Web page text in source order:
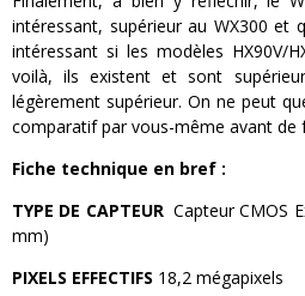
intéressant, supérieur au WX300 et
intéressant si les modèles HX90V/
voilà, ils existent et sont
légèrement supérieur. On ne peut
comparatif par vous-même avant de
Fiche technique en bref :
TYPE DE CAPTEURCapteur CMOS
mm)
PIXELS EFFECTIFS 18,2 mégapixels